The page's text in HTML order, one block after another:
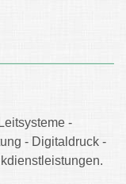
-
- Digitaldruck -